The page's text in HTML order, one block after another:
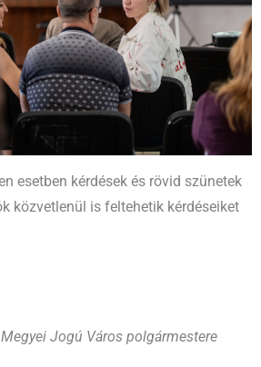
esetben kérdések és rövid szünetek
közvetlenül is feltehetik kérdéseiket
Jogú Város polgármestere